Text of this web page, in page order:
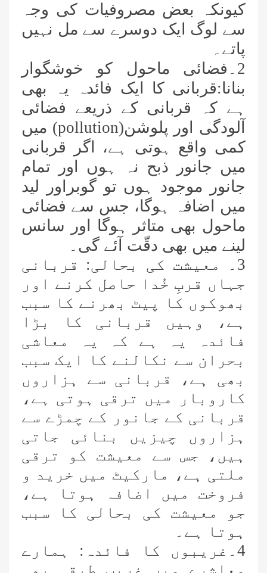
کیونکہ بعض مصروفیات کی وجہ
سے لوگ ایک دوسرے سے مل نہیں
پاتے۔
2۔فضائی ماحول کو خوشگوار
بنانا:قربانی کا ایک فائدہ یہ بھی
ہے کہ قربانی کے ذریعے فضائی
آلودگی اور پلوشن(pollution) میں
کمی واقع ہوتی ہے، اگر قربانی
میں جانور ذبح نہ ہوں اور تمام
جانور موجود ہوں تو گوبراور لید
میں اضافہ ہوگا، جس سے فضائی
ماحول بھی متاثر ہوگا اور سانس
لینے میں بھی دقّت آئے گی۔
3۔ معیشت کی بحالی: قربانی
جہاں قربِ خُدا حاصل کرنے اور
بھوکوں کا پیٹ بھرنے کا سبب
ہے، وہیں قربانی کا بڑا
فائدہ یہ ہے کہ یہ معاشی
بحران سے نکالنے کا ایک سبب
بھی ہے، قربانی سے ہزاروں
کاروبار میں ترقی ہوتی ہے،
قربانی کے جانور کے چمڑے سے
ہزاروں چیزیں بنائی جاتی
ہیں، جس سے معیشت کو ترقی
ملتی ہے، مارکیٹ میں خرید و
فروخت میں اضافہ ہوتا ہے،
جو معیشت کی بحالی کا سبب
ہوتا ہے۔
4۔غریبوں کا فائدہ: ہمارے